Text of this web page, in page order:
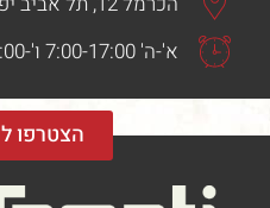
א'-ה' 7:00-17:00 ו'-7:00-15:00
הצטרפו לניוז שלנו